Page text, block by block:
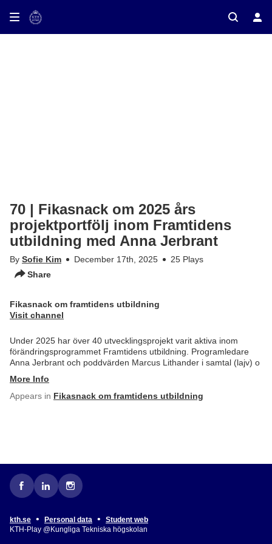
70 | Fikasnack om 2025 års
projektportfölj inom Framtidens
utbildning med Anna Jerbrant
By Sofie Kim December 17th, 2025
25 Plays
Share
Fikasnack om framtidens utbildning
Visit channel
Under 2025 har över 40 utvecklingsprojekt varit aktiva inom
förändringsprogrammet Framtidens utbildning. Programledare
Anna Jerbrant och poddvärden Marcus Lithander i samtal (lajv) o
More Info
Appears in Fikasnack om framtidens utbildning
kth.se • Personal data •
Student web
KTH-Play @Kungliga Tekniska högskolan